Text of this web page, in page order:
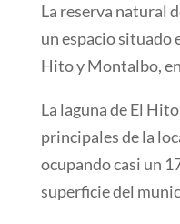
La reserva natural
un espacio situado
Hito y Montalbo,
La laguna de El
principales de la
ocupando casi un
superficie del